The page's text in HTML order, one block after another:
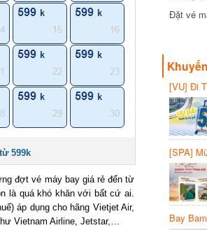
599k
đợt vé máy bay giá rẻ đến từ
là quá khó khăn với bất cứ ai.
áp dụng cho hãng Vietjet Air,
Vietnam Airline, Jetstar,…
Đặt vé
[VU] Đi
giảm
[SPA]
20%
Bay